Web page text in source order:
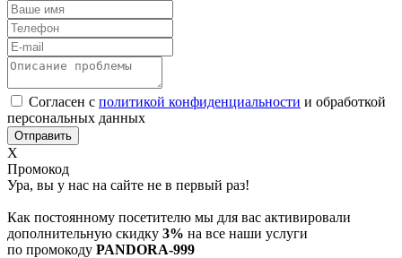
Согласен с политикой конфиденциальности и обработкой
персональных данных
Х
Промокод
Ура, вы у нас на сайте не в первый раз!
Как постоянному посетителю мы для вас активировали
дополнительную скидку 3% на все наши услуги
по промокоду PANDORA-999